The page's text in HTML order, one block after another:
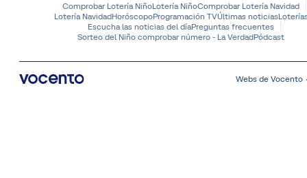
Comprobar Lotería NiñoLotería NiñoComprobar Lotería Navidad
Lotería NavidadHoróscopoProgramación TVÚltimas noticias
Escucha las noticias del díaPreguntas frecuentes
Sorteo del Niño comprobar número - La VerdadPódcast
Webs de Vocento